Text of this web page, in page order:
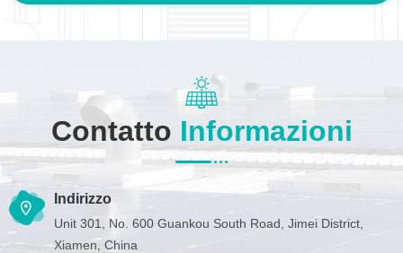
Contatto Informazioni
Indirizzo
Unit 301, No. 600 Guankou South Road, Jimei District,
Xiamen, China